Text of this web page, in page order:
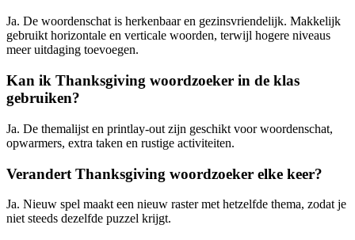
Ja. De woordenschat is herkenbaar en gezinsvriendelijk. Makkelijk
gebruikt horizontale en verticale woorden, terwijl hogere niveaus
meer uitdaging toevoegen.
Kan ik Thanksgiving woordzoeker in de klas
gebruiken?
Ja. De themalijst en printlay-out zijn geschikt voor woordenschat,
opwarmers, extra taken en rustige activiteiten.
Verandert Thanksgiving woordzoeker elke keer?
Ja. Nieuw spel maakt een nieuw raster met hetzelfde thema, zodat je
niet steeds dezelfde puzzel krijgt.